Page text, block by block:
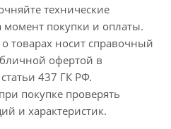
технические
момент покупки и оплаты.
товарах носит справочный
офертой в
437 ГК РФ.
покупке проверять
и характеристик.